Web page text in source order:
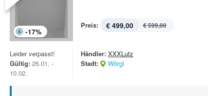
-17%
Preis: € 499,00 € 599,00
Leider verpasst!
Gültig: 26.01. -
10.02.
Händler: XXXLutz
Stadt:
Wörgl